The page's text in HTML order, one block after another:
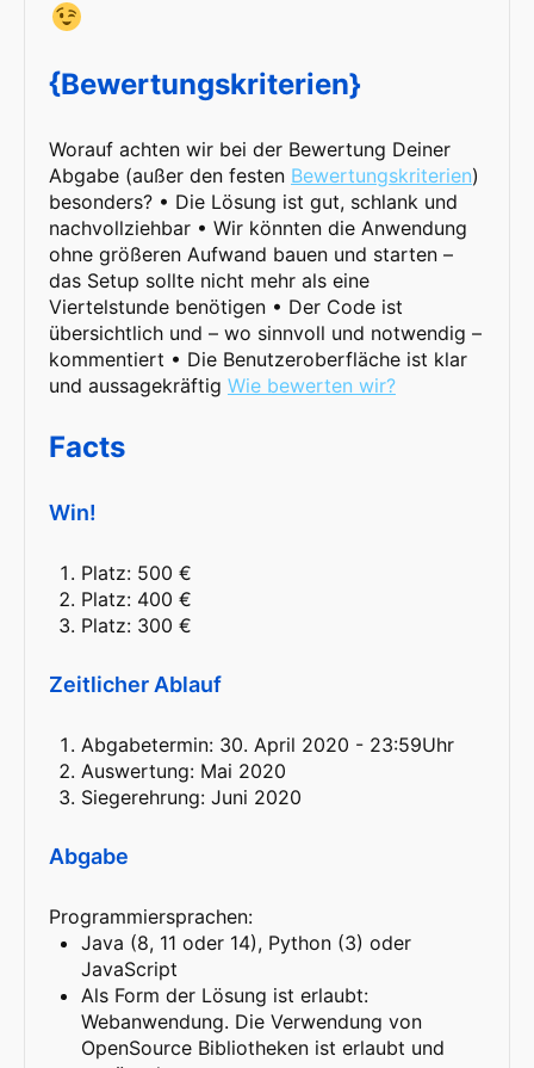
{Bewertungskriterien}
Worauf achten wir bei der Bewertung Deiner
Abgabe (außer den festen Bewertungskriterien)
besonders? • Die Lösung ist gut, schlank und
nachvollziehbar • Wir könnten die Anwendung
ohne größeren Aufwand bauen und starten –
das Setup sollte nicht mehr als eine
Viertelstunde benötigen • Der Code ist
übersichtlich und – wo sinnvoll und notwendig –
kommentiert • Die Benutzeroberfläche ist klar
und aussagekräftig Wie bewerten wir?
Facts
Win!
Platz: 500 €
Platz: 400 €
Platz: 300 €
Zeitlicher Ablauf
Abgabetermin: 30. April 2020 - 23:59Uhr
Auswertung: Mai 2020
Siegerehrung: Juni 2020
Abgabe
Programmiersprachen:
Java (8, 11 oder 14), Python (3) oder
JavaScript
Als Form der Lösung ist erlaubt:
Webanwendung. Die Verwendung von
OpenSource Bibliotheken ist erlaubt und